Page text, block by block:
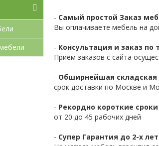
- Самый простой Заказ
Вы оплачиваете мебель на
- Консультация и заказ по
Приём заказов с сайта
- Обширнейшая складская
срок доставки по Москве и
- Рекордно короткие
от 20 до 45 рабочих дней
- Супер Гарантия до 2-х лет